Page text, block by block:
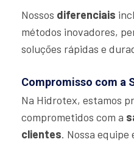
Nossos diferenciais
métodos inovadores,
soluções rápidas e
Compromisso com a
Na Hidrotex, estamos
comprometidos com a
clientes. Nossa equipe